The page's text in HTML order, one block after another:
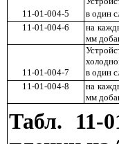
11-01-004-5
в один
11-01-004-6
на
мм
11-01-004-7
в один
11-01-004-8
на
мм
Табл. 11-